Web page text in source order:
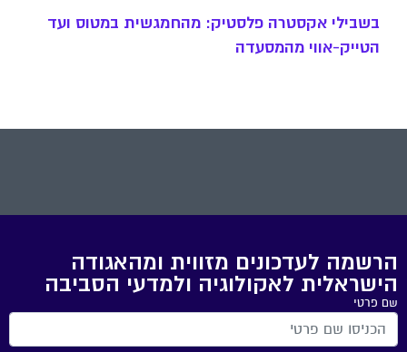
בשבילי אקסטרה פלסטיק: מהחמגשית במטוס ועד
הטייק-אווי מהמסעדה
הרשמה לעדכונים מזווית ומהאגודה
הישראלית לאקולוגיה ולמדעי הסביבה
שם פרטי